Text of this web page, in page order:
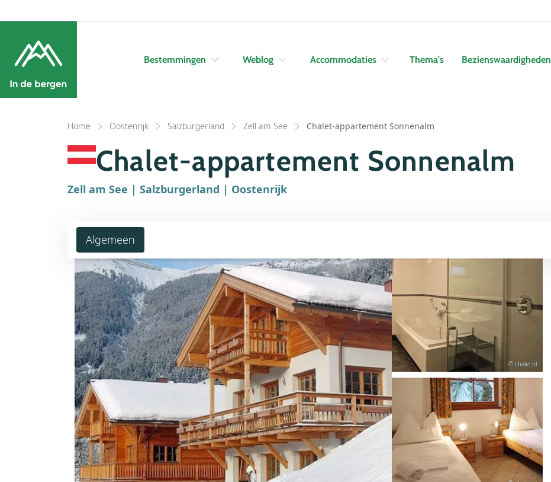
Bestemmingen Weblog Accommodaties Thema's Bezienswaardigheden
Home Oostenrijk Salzburgerland Zell am See Chalet-appartement Sonnenalm
Chalet-appartement Sonnenalm
Zell am See | Salzburgerland | Oostenrijk
Algemeen
© chalet.nl